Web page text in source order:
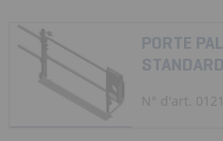
PORTE
N° d'art.